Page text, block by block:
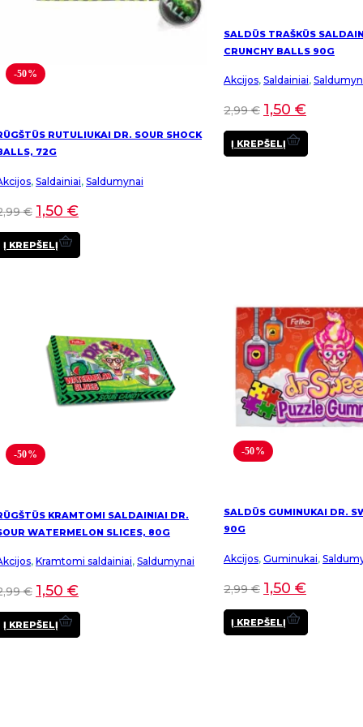
-50%
RUTULIUKAI DR. SOUR SHOCK
72G
, Saldainiai, Saldumynai
€ 1,50 €
Į KREPŠELĮ
SALDŪS TRAŠKŪS
CRUNCHY BALLS 90G
Akcijos, Saldainiai,
2,99€ 1,50 €
Į KREPŠELĮ
-50%
KRAMTOMI SALDAINIAI DR.
WATERMELON SLICES, 80G
, Kramtomi saldainiai, Saldumynai
€ 1,50 €
Į KREPŠELĮ
-50%
SALDŪS GUMINUKAI DR.
90G
Akcijos, Guminukai,
2,99€ 1,50 €
Į KREPŠELĮ